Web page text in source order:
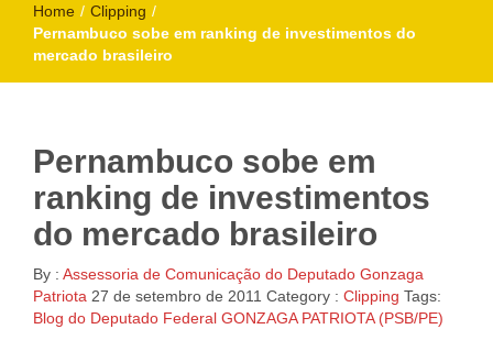
Home / Clipping /
Pernambuco sobe em ranking de investimentos do
mercado brasileiro
Pernambuco sobe em
ranking de investimentos
do mercado brasileiro
By : Assessoria de Comunicação do Deputado Gonzaga
Patriota 27 de setembro de 2011 Category : Clipping Tags:
Blog do Deputado Federal GONZAGA PATRIOTA (PSB/PE)